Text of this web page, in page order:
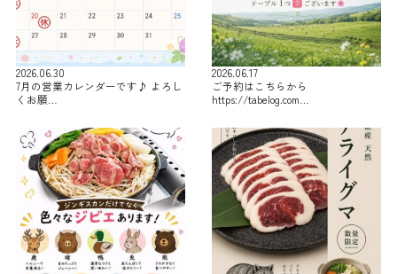
2026.06.30
7月の営業カレンダーです♪ よろし
くお願…
2026.06.17
ご予約はこちらから
https://tabelog.com…